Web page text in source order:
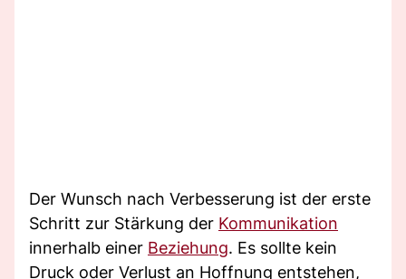
Der Wunsch nach Verbesserung ist der erste
Schritt zur Stärkung der Kommunikation
innerhalb einer Beziehung. Es sollte kein
Druck oder Verlust an Hoffnung entstehen,